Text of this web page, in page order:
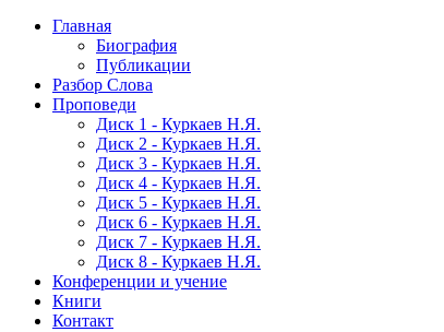
Главная
Биография
Публикации
Разбор Слова
Проповеди
Диск 1 - Куркаев Н.Я.
Диск 2 - Куркаев Н.Я.
Диск 3 - Куркаев Н.Я.
Диск 4 - Куркаев Н.Я.
Диск 5 - Куркаев Н.Я.
Диск 6 - Куркаев Н.Я.
Диск 7 - Куркаев Н.Я.
Диск 8 - Куркаев Н.Я.
Конференции и учение
Книги
Контакт